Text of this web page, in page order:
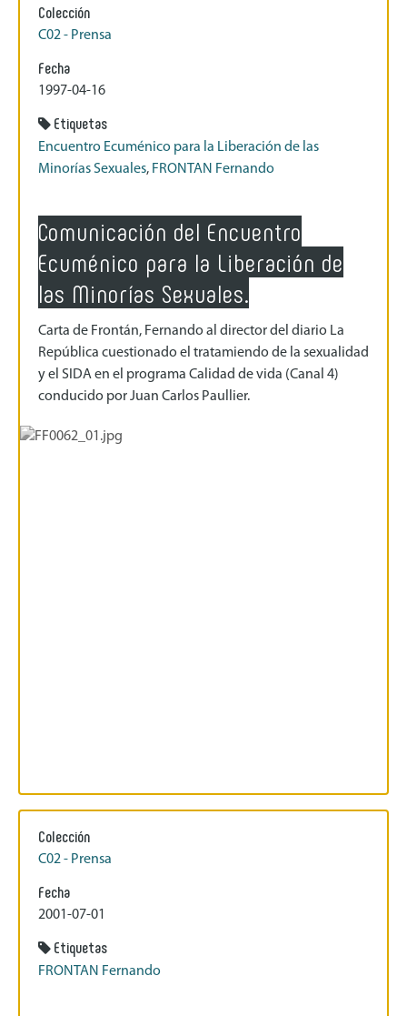
Colección
C02 - Prensa
Fecha
1997-04-16
Etiquetas
Encuentro Ecuménico para la Liberación de las
Minorías Sexuales, FRONTAN Fernando
Comunicación del Encuentro
Ecuménico para la Liberación de
las Minorías Sexuales.
Carta de Frontán, Fernando al director del diario La
República cuestionado el tratamiendo de la sexualidad
y el SIDA en el programa Calidad de vida (Canal 4)
conducido por Juan Carlos Paullier.
Colección
C02 - Prensa
Fecha
2001-07-01
Etiquetas
FRONTAN Fernando